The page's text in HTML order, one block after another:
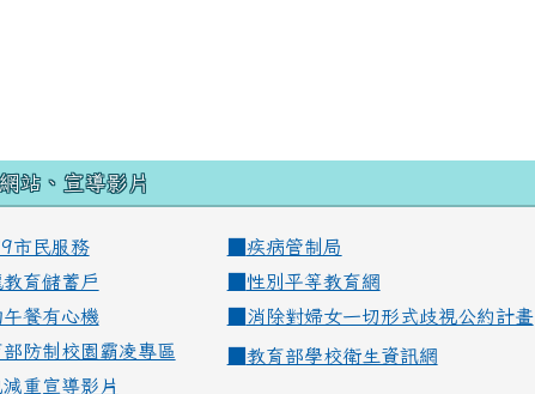
站、宣導影片
市民服務 疾病管制局
教育儲蓄戶 性別平等教育網
午餐有心機
消除對婦女一切形式歧視公約計畫
防制校園霸凌專區
教育部學校衛生資訊網
減重宣導影片